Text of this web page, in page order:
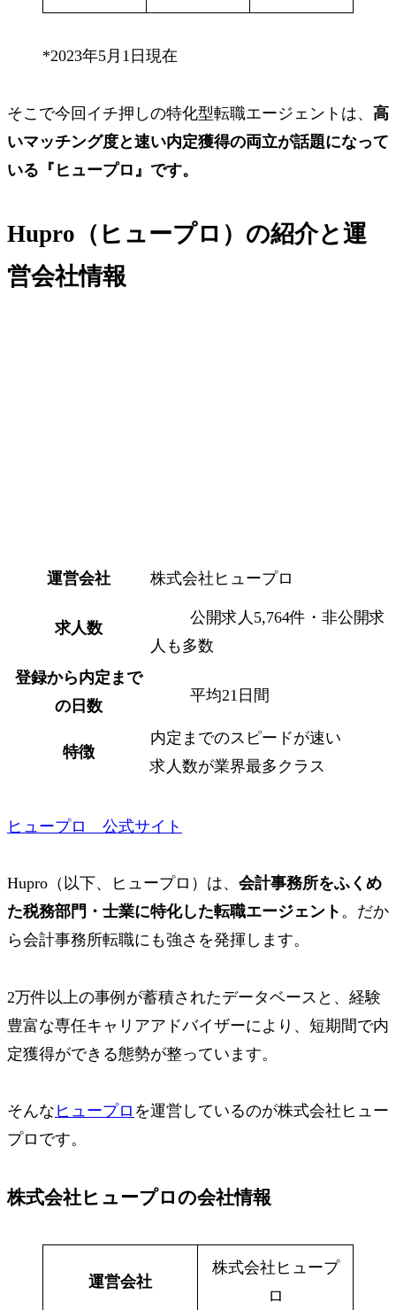
*2023年5月1日現在
そこで今回イチ押しの特化型転職エージェントは、 高
いマッチング度と速い内定獲得の両立が話題になって
いる 『ヒュープロ』 です。
Hupro（ヒュープロ）の紹介と運
営会社情報
運営会社 株式会社ヒュープロ
求人数
公開求人5,764件・非公開求
人も多数
登録から内定まで
の日数
平均21日間
特徴
内定までのスピードが速い
求人数が業界最多クラス
ヒュープロ 公式サイト
Hupro（以下、ヒュープロ）は、 会計事務所をふくめ
た税務部門・士業に特化した転職エージェント 。だか
ら会計事務所転職にも強さを発揮します。
2万件以上の事例が蓄積されたデータベースと、経験
豊富な専任キャリアアドバイザーにより、短期間で内
定獲得ができる態勢が整っています。
そんな ヒュープロ を運営しているのが株式会社ヒュー
プロ です。
株式会社ヒュープロの会社情報
運営会社
株式会社ヒュープ
ロ